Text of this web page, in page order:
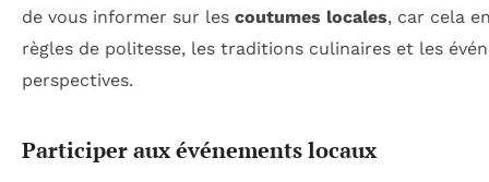
de vous informer sur les coutumes locales, car cela
règles de politesse, les traditions culinaires et les
perspectives.
Participer aux événements locaux